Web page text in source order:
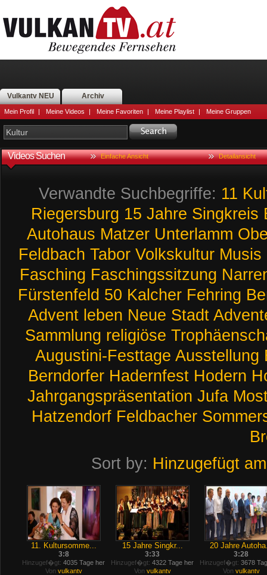
Vulkantv NEU Archiv
Mein Profil | Meine Videos | Meine Favoriten | Meine Playlist | Meine Gruppen
Videos Suchen Einfache Ansicht Detailansicht
Verwandte Suchbegriffe: 11
Riegersburg 15 Jahre Singkreis
Autohaus Matzer Unterlamm
Feldbach Tabor Volkskultur Musis
Fasching Faschingssitzung
Fürstenfeld 50 Kalcher Fehring
Advent leben Neue Stadt
Sammlung religiöse
Augustini-Festtage Ausstellung
Berndorfer Hadernfest Hodern
Jahrgangspräsentation Jufa
Hatzendorf Feldbacher
Sort by: Hinzugefügt am
11. Kultursomme...
3:8
Hinzugef�gt: 4035 Tage her
Von vulkantv
15 Jahre Singkr...
3:33
Hinzugef�gt: 4322 Tage her
Von vulkantv
20 Jahre
3:28
Hinzugef�gt: 3678
Von vulkantv